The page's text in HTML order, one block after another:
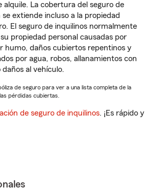
alquile. La cobertura del seguro de
extiende incluso a la propiedad
El seguro de inquilinos normalmente
propiedad personal causadas por
humo, daños cubiertos repentinos y
por agua, robos, allanamientos con
al vehículo.
de seguro para ver a una lista completa de la
pérdidas cubiertas.
de seguro de inquilinos. ¡Es rápido y